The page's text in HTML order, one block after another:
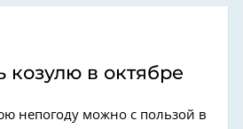
козулю в октябре
непогоду можно с пользой в